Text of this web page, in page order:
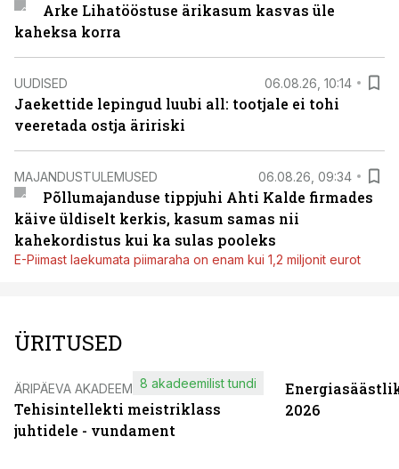
Arke Lihatööstuse ärikasum kasvas üle
kaheksa korra
UUDISED 06.08.26, 10:14
Jaekettide lepingud luubi all: tootjale ei tohi
veeretada ostja äririski
MAJANDUSTULEMUSED 06.08.26, 09:34
Põllumajanduse tippjuhi Ahti Kalde firmades
käive üldiselt kerkis, kasum samas nii
kahekordistus kui ka sulas pooleks
E-Piimast laekumata piimaraha on enam kui 1,2 miljonit eurot
ÜRITUSED
ÄRIPÄEVA AKADEEMIA
Tehisintellekti meistriklass
juhtidele - vundament
8 akadeemilist tundi
2026